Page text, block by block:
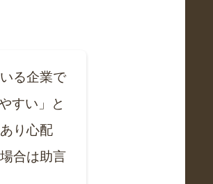
る企業で
すい」と
り心配
合は助言